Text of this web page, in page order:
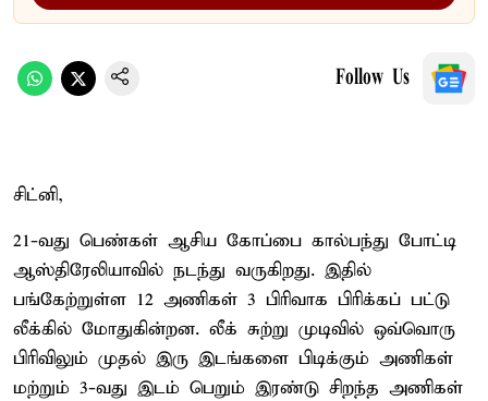
Follow Us
சிட்னி,
21-வது பெண்கள் ஆசிய கோப்பை கால்பந்து போட்டி
ஆஸ்திரேலியாவில் நடந்து வருகிறது. இதில்
பங்கேற்றுள்ள 12 அணிகள் 3 பிரிவாக பிரிக்கப் பட்டு
லீக்கில் மோதுகின்றன. லீக் சுற்று முடிவில் ஒவ்வொரு
பிரிவிலும் முதல் இரு இடங்களை பிடிக்கும் அணிகள்
மற்றும் 3-வது இடம் பெறும் இரண்டு சிறந்த அணிகள்